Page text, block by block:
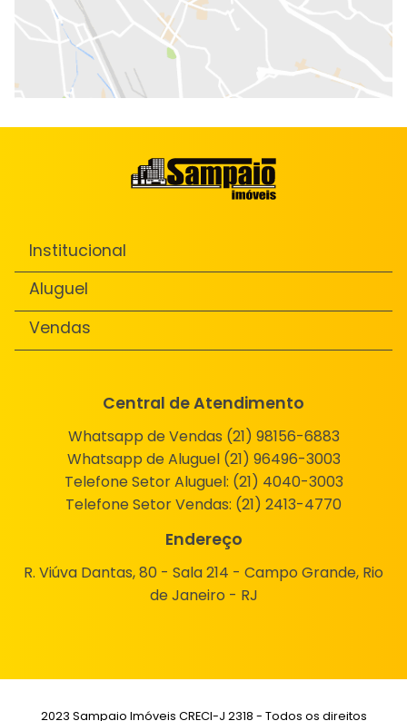
Institucional
Aluguel
Vendas
Central de Atendimento
Whatsapp de Vendas (21) 98156-6883
Whatsapp de Aluguel (21) 96496-3003
Telefone Setor Aluguel: (21) 4040-3003
Telefone Setor Vendas: (21) 2413-4770
Endereço
R. Viúva Dantas, 80 - Sala 214 - Campo Grande, Rio
de Janeiro - RJ
2023 Sampaio Imóveis CRECI-J 2318 - Todos os direitos